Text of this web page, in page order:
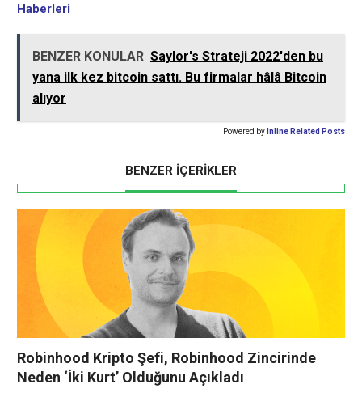
Haberleri
BENZER KONULAR Saylor's Strateji 2022'den bu
yana ilk kez bitcoin sattı. Bu firmalar hâlâ Bitcoin
alıyor
Powered by Inline Related Posts
BENZER İÇERİKLER
Robinhood Kripto Şefi, Robinhood Zincirinde
Neden ‘İki Kurt’ Olduğunu Açıkladı